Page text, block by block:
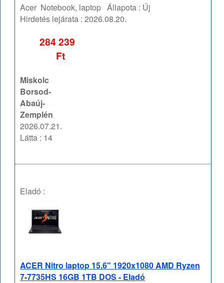
Acer Notebook, laptop Állapota : Új
Hirdetés lejárata :2026.08.20.
284 239
Ft
Miskolc
Borsod-
Abaúj-
Zemplén
2026.07.21.
Látta : 14
Eladó :
ACER Nitro laptop 15.6" 1920x1080 AMD Ryzen
7-7735HS 16GB 1TB DOS - Eladó